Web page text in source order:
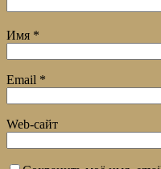
Имя *
Email *
Web-сайт